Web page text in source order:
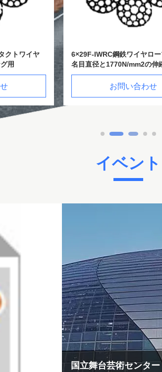
IWRC鋼鉄ワイヤロープ 18mm
直径と1770N/mm2の伸縮強さ
お問い合わせ
呼び径
け引張
ール ワ
イベント
エ